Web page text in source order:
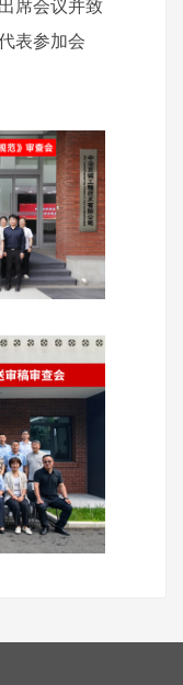
席会议并致
表参加会